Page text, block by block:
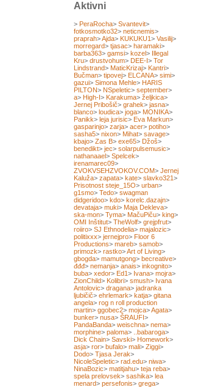
Aktivni
> PeraRocha> Svantevit>
fotkosmotko32> neticnemis>
praprah>Ajda> KUKUKU1> Vasilij>
morregard> tjasac> haramaki>
barba363> gamsi> kozel> Illegal
Kru> drustvohum> DEE-I> Tor
Lindstrand> MaticKrizaj> Kantri>
Bučman> tipovej> ELCANA> simi>
gazui> Simona Mehle> HARIS
PILTON> NSpeletic> september>
a> High-I> Karakuma> željkica>
Jernej Pribošič> grahek> jasna>
blanco> loudica> joga> MONIKA>
Panikk> leja jurisic> Eva Markun>
gasparinjo> zarja> acer> potiho>
sasha5> nixon> Mihat> savage>
kbajo> Zas B> exe65> Džoš>
benedikt> jec> solarpulsemusic>
nathanaael> Spelcek>
irenamarec09>
ZVOKVSEHZVOKOV.COM> Jernej
Kaluža> zapata> kate> slavko321>
Prisotnost steje_15O> urban>
g1smo> Tedo> swagman
didgeridoo> kdo> korelc.dazajn>
devataja> muki> Maja Dekleva>
ska-mon> Tyma> MačuPiču> king>
OMI Inštitut> TheWolf> grejpfrut>
roiiro> SJ Ethnodelia> majalozic>
politixxx> jernejpro> Floor 6
Productions> mareb> samob>
primozk> rastko>Art of Living>
gbogda> mamutgong> becreative>
đđđ> nemanja> anais> inkognito>
buba> xedor> Ed1> Ivana> mojra>
ZionChild> Kolibri> smush> Ivana
Antolovic> dragana> jadranka
ljubičič> ehrlemark> katja> gitana
angela> rog n roll production
martin> ggobec2> mojca>Agata>
bunker> nusa> ŠRAUFI>
PandaBanda> weischna> nema>
morphine> paloma> ..babaroga>
Dick Chain> Savski> Homework>
asja> ror> bufalo> mali> Ziggi>
Dodo> Tjasa Jerak>
NicoleSpeletic> rad.edu> niwa>
NinaBozic> matitjahu> teja reba>
spela prelovsek> sashika> lea
menard> persefonis> grega>